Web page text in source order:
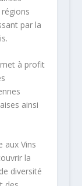
par la
à profit
ainsi
aux Vins
la
diversité